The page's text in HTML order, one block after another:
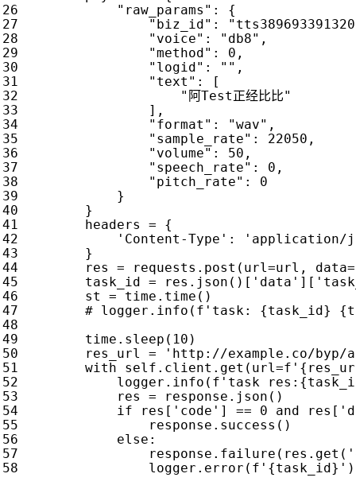
"raw_params" :
{
"biz_id" :
"voice" : "db8" ,
"method" : 0 ,
"logid" : "" ,
"text" :
[
"阿Test正经比比"
],
"format" : "wav" ,
"sample_rate" : 22050 ,
"volume" : 50 ,
"speech_rate" : 0 ,
"pitch_rate" :
0
}
}
headers
=
{
'Content-Type' :
'application/
}
res
= requests . post ( url=url , data=
task_id
= res . json ()[ 'data' ][
st
= time . time ()
# logger.info(f'task: {task_id}
time . sleep ( 10 )
res_url
=
'http://example.co/
with
self . client . get ( url=f ' {
logger . info ( f 'task res: {
res
= response . json ()
if
res [ 'code' ] == 0 and res [
response . success ()
else :
response . failure ( res . get (
logger . error ( f ' {task_id } ' )